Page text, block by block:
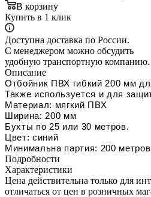
В корзину
Купить в 1 клик
Доступна доставка по России.
С менеджером можно обсудить
удобную транспортную компанию.
Описание
Отбойник ПВХ гибкий 200 мм
Также используется и для
Материал: мягкий ПВХ
Ширина: 200 мм
Бухты по 25 или 30 метров.
Цвет: синий
Минимальна партия: 200 метров
Подробности
Характеристики
Цена действительна только для
отличаться от цен в розничных